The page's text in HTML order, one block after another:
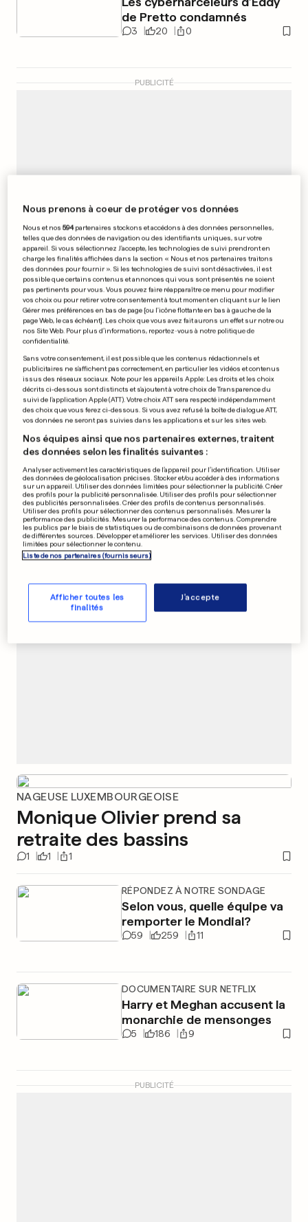
de Pretto condamnés
3 20 0
PUBLICITÉ
RÉSEAUX SOCIAUX
Twitter payant: la nouvelle
tentative de Musk
2 23 0
CONCERT
«Robbie Williams au
Luxembourg, c'est
totalement inattendu»
5 62 59
FISCALITÉ
«Mensonge et sexisme»: le
Luxembourg fustigé par une
député française
89
PUBLICITÉ
NAGEUSE LUXEMBOURGEOISE
Monique Olivier prend sa
retraite des bassins
1 1 1
RÉPONDEZ À NOTRE SONDAGE
Selon vous, quelle équipe va
remporter le Mondial?
59 259 11
DOCUMENTAIRE SUR NETFLIX
Harry et Meghan accusent la
monarchie de mensonges
5 186 9
PUBLICITÉ
Nous prenons à coeur de protéger vos données
Nous et nos594partenaires stockons et accédons à des données personnelles,
telles que des données de navigation ou des identifiants uniques, sur votre
appareil. Si vous sélectionnez J'accepte, les technologies de suivi prendront en
charge les finalités affichées dans la section « Nous et nos partenaires traitons
des données pour fournir ». Si les technologies de suivi sont désactivées, il est
possible que certains contenus et annonces qui vous sont présentés ne soient
pas pertinents pour vous. Vous pouvez faire réapparaître ce menu pour modifier
vos choix ou pour retirer votre consentement à tout moment en cliquant sur le lien
Gérer mes préférences en bas de page [ou l'icône flottante en bas à gauche de la
page Web, le cas échéant]. Les choix que vous avez fait aurons un effet sur notre ou
nos Site Web. Pour plus d’informations, reportez-vous à notre politique de
confidentialité.
Sans votre consentement, il est possible que les contenus rédactionnels et
publicitaires ne s'affichent pas correctement, en particulier les vidéos et contenus
issus des réseaux sociaux. Note pour les appareils Apple: Les droits et les choix
décrits ci-dessous sont distincts et s'ajoutent à votre choix de Transparence du
suivi de l'application Apple (ATT). Votre choix ATT sera respecté indépendamment
des choix que vous ferez ci-dessous. Si vous avez refusé la boîte de dialogue ATT,
vos données ne seront pas suivies dans les applications et sur les sites web.
Nos équipes ainsi que nos partenaires externes, traitent
des données selon les finalités suivantes :
Analyser activement les caractéristiques de l’appareil pour l’identification. Utiliser
des données de géolocalisation précises. Stocker et/ou accéder à des informations
sur un appareil. Utiliser des données limitées pour sélectionner la publicité. Créer
des profils pour la publicité personnalisée. Utiliser des profils pour sélectionner
des publicités personnalisées. Créer des profils de contenus personnalisés.
Utiliser des profils pour sélectionner des contenus personnalisés. Mesurer la
performance des publicités. Mesurer la performance des contenus. Comprendre
les publics par le biais de statistiques ou de combinaisons de données provenant
de différentes sources. Développer et améliorer les services. Utiliser des données
limitées pour sélectionner le contenu.
Liste de nos partenaires (fournisseurs)
Afficher toutes les
finalités
J'accepte